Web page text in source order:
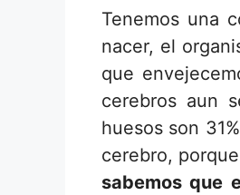
Tenemos una
nacer, el
que
cerebros aun
huesos son
cerebro,
sabemos que